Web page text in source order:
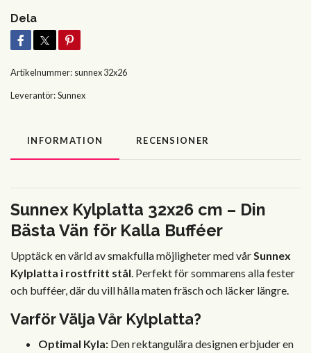
Dela
Artikelnummer: sunnex 32x26
Leverantör:Sunnex
INFORMATION RECENSIONER
Sunnex Kylplatta 32x26 cm – Din
Bästa Vän för Kalla Bufféer
Upptäck en värld av smakfulla möjligheter med vårSunnex
Kylplatta i rostfritt stål. Perfekt för sommarens alla fester
och bufféer, där du vill hålla maten fräsch och läcker längre.
Varför Välja Vår Kylplatta?
Optimal Kyla: Den rektangulära designen erbjuder en